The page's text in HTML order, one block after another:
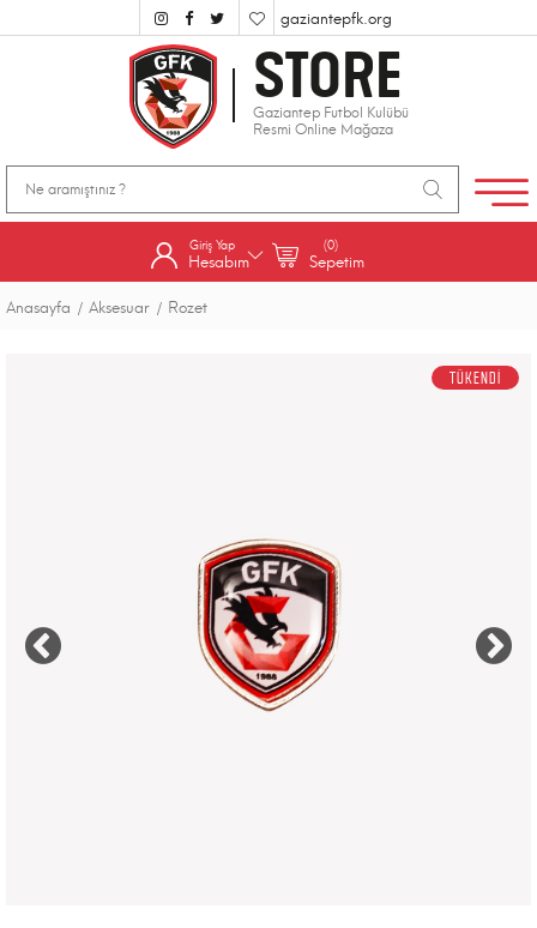
gaziantepfk.org
STORE
Gaziantep Futbol Kulübü
Resmi Online Mağaza
Giriş Yap
Hesabım
(0)
Sepetim
Anasayfa
Aksesuar Rozet
TÜKENDİ